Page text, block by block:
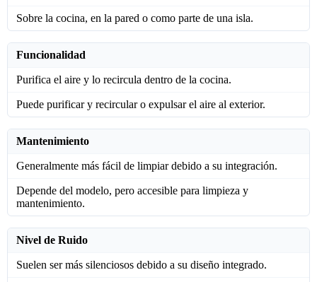
Sobre la cocina, en la pared o como parte de una isla.
Funcionalidad
Purifica el aire y lo recircula dentro de la cocina.
Puede purificar y recircular o expulsar el aire al exterior.
Mantenimiento
Generalmente más fácil de limpiar debido a su integración.
Depende del modelo, pero accesible para limpieza y
mantenimiento.
Nivel de Ruido
Suelen ser más silenciosos debido a su diseño integrado.